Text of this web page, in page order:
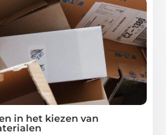
in het kiezen van